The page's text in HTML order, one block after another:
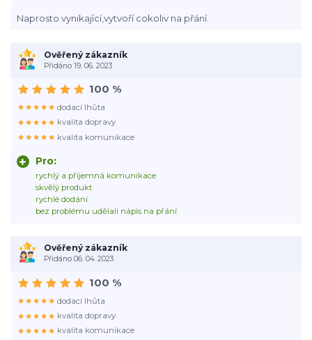
Naprosto vynikající,vytvoří cokoliv na přání.
Ověřený zákazník
Přidáno 19. 06. 2023
Pro:
rychlý a příjemná komunikace
skvělý produkt
rychlé dodání
bez problému udělali nápis na přání
100 %
dodací lhůta
kvalita dopravy
kvalita komunikace
Ověřený zákazník
Přidáno 06. 04. 2023
100 %
dodací lhůta
kvalita dopravy
kvalita komunikace